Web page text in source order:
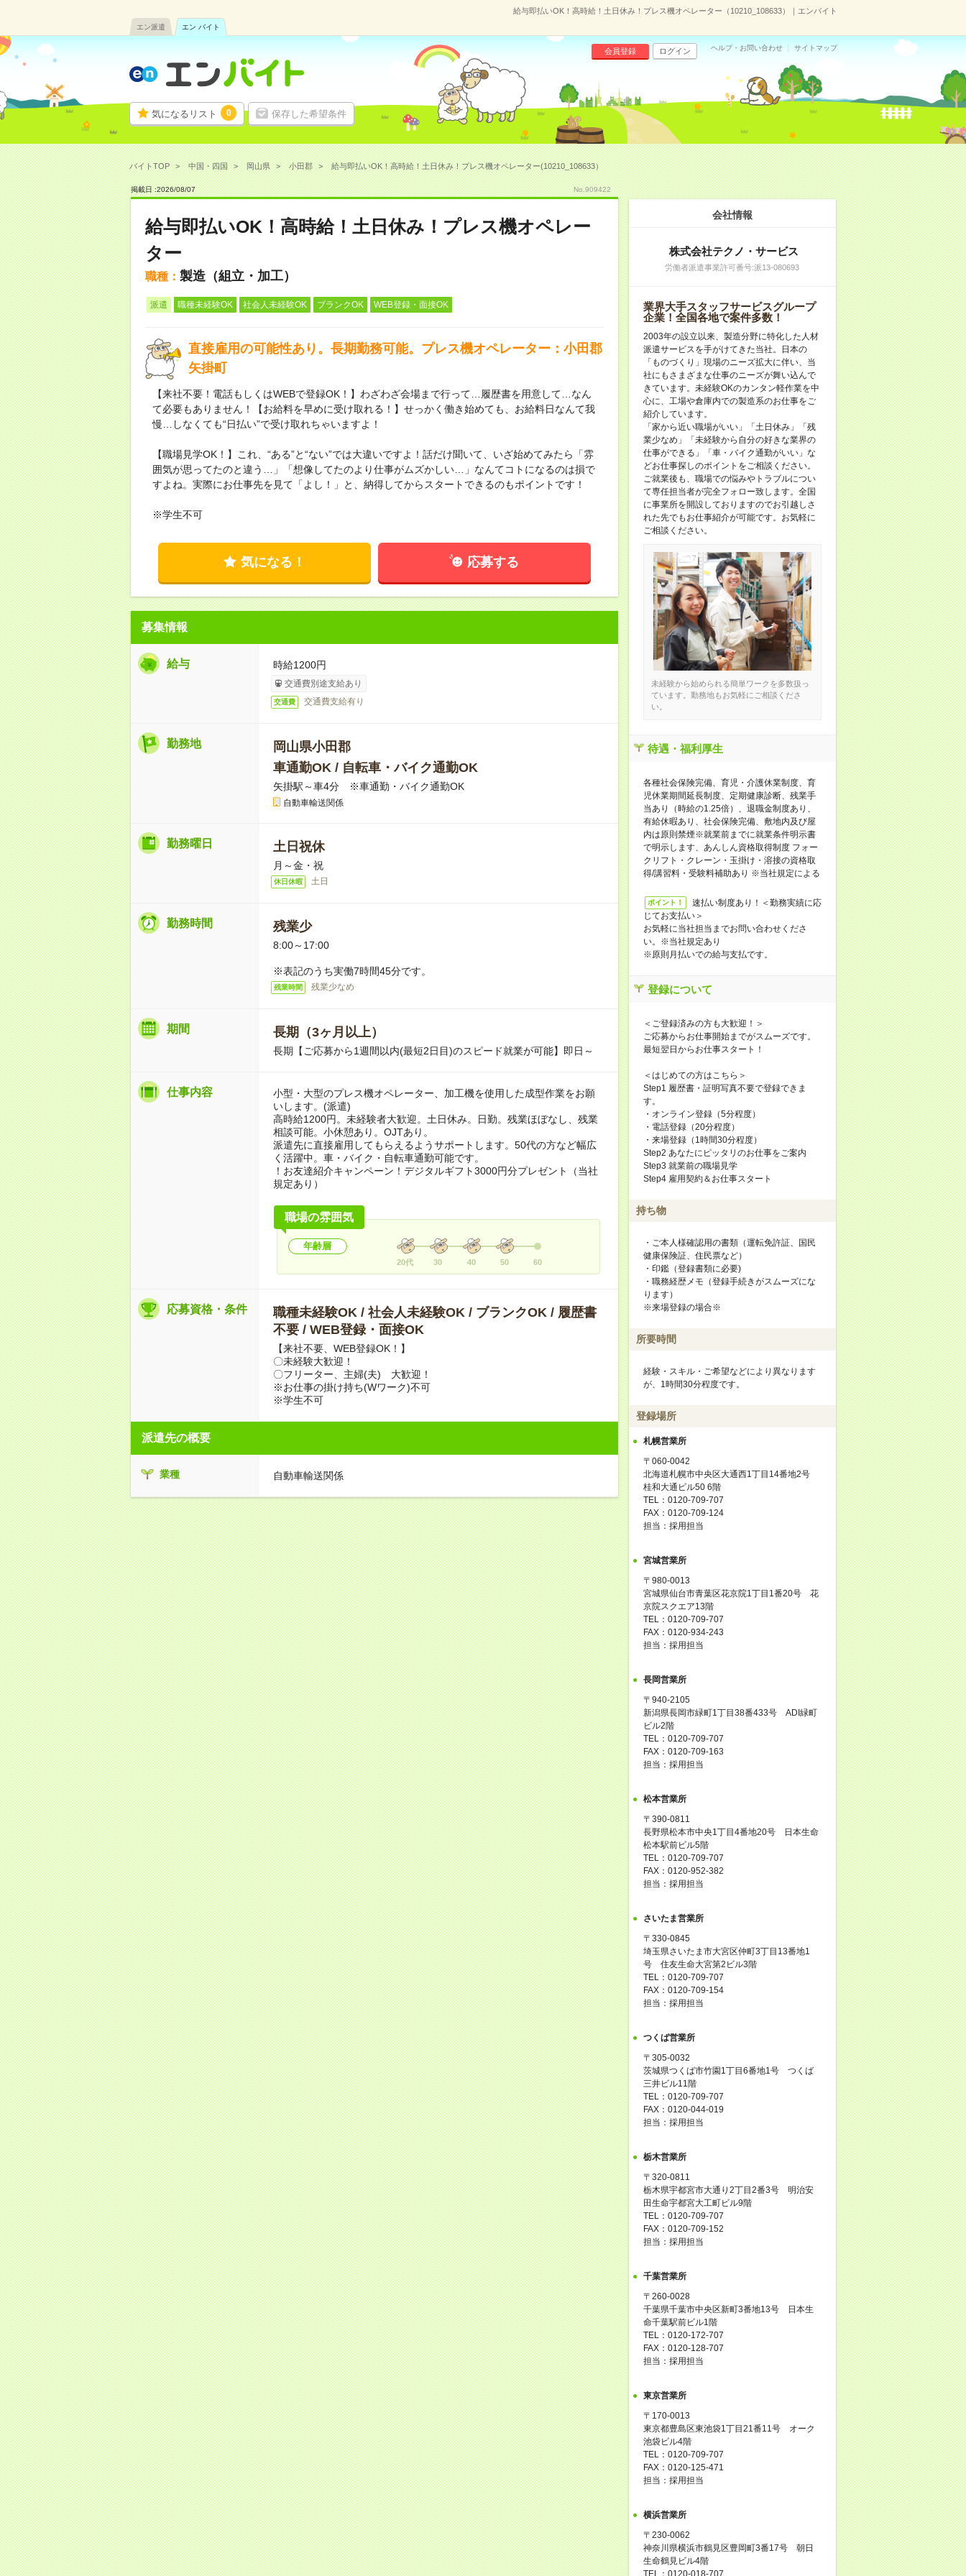
給与即払いOK！高時給！土日休み！プレス機オペレーター（10210_108633）｜エンバイト
エン派遣 エン バイト
気になるリスト 0 保存した希望条件
会員登録 ログイン ヘルプ・お問い合わせ サイトマップ
バイトTOP 中国・四国 岡山県 小田郡 給与即払いOK！高時給！土日休み！プレス機オペレーター(10210_108633）
掲載日 :2026/08/07 No.909422
給与即払いOK！高時給！土日休み！プレス機オペレー
ター
職種： 製造（組立・加工）
派遣 職種未経験OK 社会人未経験OK ブランクOK WEB登録・面接OK
直接雇用の可能性あり。長期勤務可能。プレス機オペレーター：小田郡
矢掛町
【来社不要！電話もしくはWEBで登録OK！】わざわざ会場まで行って…履歴書を用意して…なん
て必要もありません！【お給料を早めに受け取れる！】せっかく働き始めても、お給料日なんて我
慢…しなくても“日払い”で受け取れちゃいますよ！
【職場見学OK！】これ、“ある”と“ない”では大違いですよ！話だけ聞いて、いざ始めてみたら「雰
囲気が思ってたのと違う…」「想像してたのより仕事がムズかしい…」なんてコトになるのは損で
すよね。実際にお仕事先を見て「よし！」と、納得してからスタートできるのもポイントです！
※学生不可
気になる！ 応募する
募集情報
給与 時給1200円
交通費別途支給あり
交通費 交通費支給有り
勤務地
岡山県小田郡
車通勤OK / 自転車・バイク通勤OK
矢掛駅～車4分 ※車通勤・バイク通勤OK
自動車輸送関係
勤務曜日 土日祝休
月～金・祝
休日休暇 土日
勤務時間 残業少
8:00～17:00
※表記のうち実働7時間45分です。
残業時間 残業少なめ
期間 長期（3ヶ月以上）
長期【ご応募から1週間以内(最短2日目)のスピード就業が可能】即日～
仕事内容
小型・大型のプレス機オペレーター、加工機を使用した成型作業をお願
いします。(派遣)
高時給1200円。未経験者大歓迎。土日休み。日勤。残業ほぼなし、残業
相談可能。小休憩あり。OJTあり。
派遣先に直接雇用してもらえるようサポートします。50代の方など幅広
く活躍中。車・バイク・自転車通勤可能です。
！お友達紹介キャンペーン！デジタルギフト3000円分プレゼント（当社
規定あり）
職場の雰囲気
年齢層
20代 30 40 50 60
応募資格・条件
職種未経験OK / 社会人未経験OK / ブランクOK / 履歴書
不要 / WEB登録・面接OK
【来社不要、WEB登録OK！】
〇未経験大歓迎！
〇フリーター、主婦(夫) 大歓迎！
※お仕事の掛け持ち(Wワーク)不可
※学生不可
派遣先の概要
業種 自動車輸送関係
会社情報
株式会社テクノ・サービス
労働者派遣事業許可番号:派13-080693
業界大手スタッフサービスグループ
企業！全国各地で案件多数！
2003年の設立以来、製造分野に特化した人材
派遣サービスを手がけてきた当社。日本の
「ものづくり」現場のニーズ拡大に伴い、当
社にもさまざまな仕事のニーズが舞い込んで
きています。未経験OKのカンタン軽作業を中
心に、工場や倉庫内での製造系のお仕事をご
紹介しています。
「家から近い職場がいい」「土日休み」「残
業少なめ」「未経験から自分の好きな業界の
仕事ができる」「車・バイク通勤がいい」な
どお仕事探しのポイントをご相談ください。
ご就業後も、職場での悩みやトラブルについ
て専任担当者が完全フォロー致します。全国
に事業所を開設しておりますのでお引越しさ
れた先でもお仕事紹介が可能です。お気軽に
ご相談ください。
未経験から始められる簡単ワークを多数扱っ
ています。勤務地もお気軽にご相談くださ
い。
待遇・福利厚生
各種社会保険完備、育児・介護休業制度、育
児休業期間延長制度、定期健康診断、残業手
当あり（時給の1.25倍）、退職金制度あり、
有給休暇あり、社会保険完備、敷地内及び屋
内は原則禁煙※就業前までに就業条件明示書
で明示します、あんしん資格取得制度 フォー
クリフト・クレーン・玉掛け・溶接の資格取
得/講習料・受験料補助あり ※当社規定による
ポイント！
速払い制度あり！＜勤務実績に応
じてお支払い＞
お気軽に当社担当までお問い合わせくださ
い。※当社規定あり
※原則月払いでの給与支払です。
登録について
＜ご登録済みの方も大歓迎！＞
ご応募からお仕事開始までがスムーズです。
最短翌日からお仕事スタート！
＜はじめての方はこちら＞
Step1 履歴書・証明写真不要で登録できま
す。
・オンライン登録（5分程度）
・電話登録（20分程度）
・来場登録（1時間30分程度）
Step2 あなたにピッタリのお仕事をご案内
Step3 就業前の職場見学
Step4 雇用契約＆お仕事スタート
持ち物
・ご本人様確認用の書類（運転免許証、国民
健康保険証、住民票など）
・印鑑（登録書類に必要)
・職務経歴メモ（登録手続きがスムーズにな
ります）
※来場登録の場合※
所要時間
経験・スキル・ご希望などにより異なります
が、1時間30分程度です。
登録場所
札幌営業所
〒060-0042
北海道札幌市中央区大通西1丁目14番地2号
桂和大通ビル50 6階
TEL：0120-709-707
FAX：0120-709-124
担当：採用担当
宮城営業所
〒980-0013
宮城県仙台市青葉区花京院1丁目1番20号 花
京院スクエア13階
TEL：0120-709-707
FAX：0120-934-243
担当：採用担当
長岡営業所
〒940-2105
新潟県長岡市緑町1丁目38番433号 ADI緑町
ビル2階
TEL：0120-709-707
FAX：0120-709-163
担当：採用担当
松本営業所
〒390-0811
長野県松本市中央1丁目4番地20号 日本生命
松本駅前ビル5階
TEL：0120-709-707
FAX：0120-952-382
担当：採用担当
さいたま営業所
〒330-0845
埼玉県さいたま市大宮区仲町3丁目13番地1
号 住友生命大宮第2ビル3階
TEL：0120-709-707
FAX：0120-709-154
担当：採用担当
つくば営業所
〒305-0032
茨城県つくば市竹園1丁目6番地1号 つくば
三井ビル11階
TEL：0120-709-707
FAX：0120-044-019
担当：採用担当
栃木営業所
〒320-0811
栃木県宇都宮市大通り2丁目2番3号 明治安
田生命宇都宮大工町ビル9階
TEL：0120-709-707
FAX：0120-709-152
担当：採用担当
千葉営業所
〒260-0028
千葉県千葉市中央区新町3番地13号 日本生
命千葉駅前ビル1階
TEL：0120-172-707
FAX：0120-128-707
担当：採用担当
東京営業所
〒170-0013
東京都豊島区東池袋1丁目21番11号 オーク
池袋ビル4階
TEL：0120-709-707
FAX：0120-125-471
担当：採用担当
横浜営業所
〒230-0062
神奈川県横浜市鶴見区豊岡町3番17号 朝日
生命鶴見ビル4階
TEL：0120-018-707